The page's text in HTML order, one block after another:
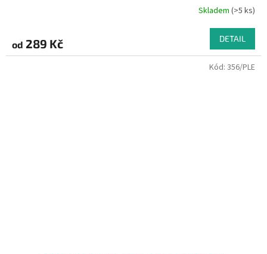
Skladem (>5 ks)
od 289 Kč DETAIL
Kód: 356/PLE